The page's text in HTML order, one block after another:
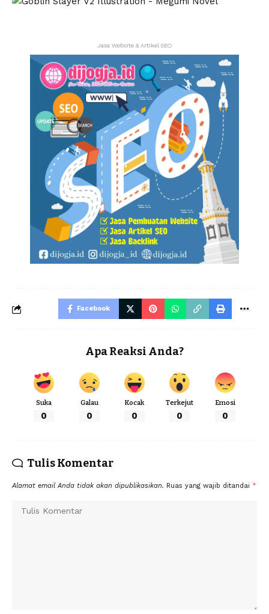
Jasa Website & Artikel SEO
Facebook
Apa Reaksi Anda?
Suka
0
Galau
0
Kocak
0
Terkejut
0
Emosi
0
Tulis Komentar
Alamat email Anda tidak akan dipublikasikan. Ruas yang wajib ditandai *